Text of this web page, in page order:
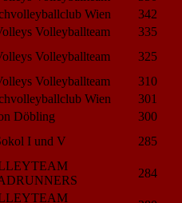
Wien
342
Volleyballteam
335
Volleyballteam
325
Volleyballteam
310
Wien
301
Döbling
300
I und V 285
284